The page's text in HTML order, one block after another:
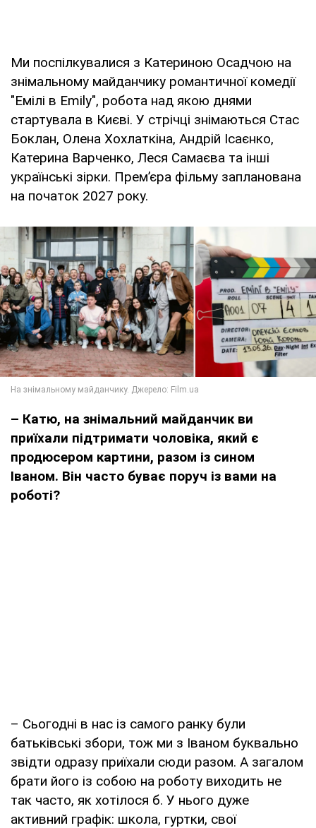
Ми поспілкувалися з Катериною Осадчою на
знімальному майданчику романтичної комедії
"Емілі в Emily", робота над якою днями
стартувала в Києві. У стрічці знімаються Стас
Боклан, Олена Хохлаткіна, Андрій Ісаєнко,
Катерина Варченко, Леся Самаєва та інші
українські зірки. Прем’єра фільму запланована
на початок 2027 року.
– Катю, на знімальний майданчик ви
приїхали підтримати чоловіка, який є
продюсером картини, разом із сином
Іваном. Він часто буває поруч із вами на
роботі?
– Сьогодні в нас із самого ранку були
батьківські збори, тож ми з Іваном буквально
звідти одразу приїхали сюди разом. А загалом
брати його із собою на роботу виходить не
так часто, як хотілося б. У нього дуже
активний графік: школа, гуртки, свої